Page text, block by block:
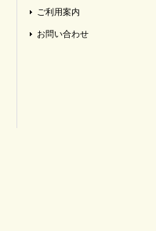
ご利用案内
お問い合わせ